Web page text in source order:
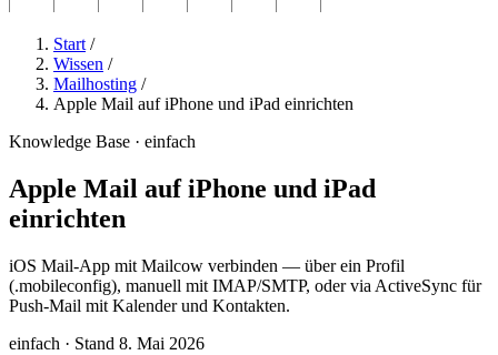
Start /
Wissen /
Mailhosting /
Apple Mail auf iPhone und iPad einrichten
Knowledge Base · einfach
Apple Mail auf iPhone und iPad
einrichten
iOS Mail-App mit Mailcow verbinden — über ein Profil
(.mobileconfig), manuell mit IMAP/SMTP, oder via ActiveSync für
Push-Mail mit Kalender und Kontakten.
einfach · Stand 8. Mai 2026